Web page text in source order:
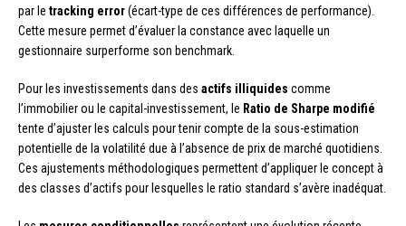
par le tracking error(écart-type de ces différences de performance).
Cette mesure permet d’évaluer la constance avec laquelle un
gestionnaire surperforme son benchmark.
Pour les investissements dans des actifs illiquides comme
l’immobilier ou le capital-investissement, le Ratio de Sharpe modifié
tente d’ajuster les calculs pour tenir compte de la sous-estimation
potentielle de la volatilité due à l’absence de prix de marché quotidiens.
Ces ajustements méthodologiques permettent d’appliquer le concept à
des classes d’actifs pour lesquelles le ratio standard s’avère inadéquat.